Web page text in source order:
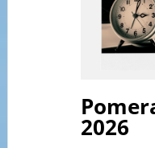
2026